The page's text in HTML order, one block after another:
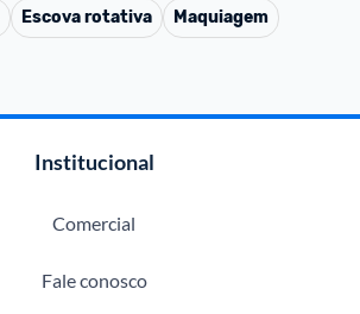
Escova rotativa Maquiagem
Institucional
Comercial
Fale conosco